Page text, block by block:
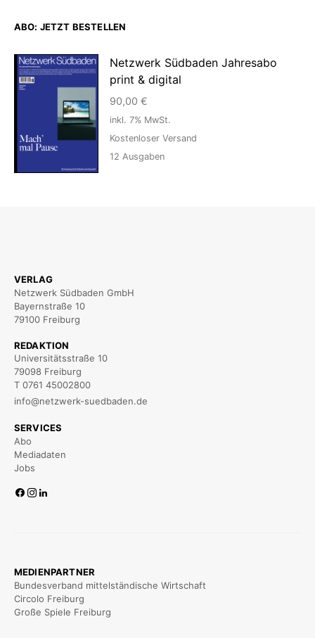
ABO: JETZT BESTELLEN
Netzwerk Südbaden Jahresabo
print & digital
90,00 €
inkl. 7% MwSt.
Kostenloser Versand
12 Ausgaben
VERLAG
Netzwerk Südbaden GmbH
Bayernstraße 10
79100 Freiburg
REDAKTION
Universitätsstraße 10
79098 Freiburg
T 0761 45002800
info@netzwerk-suedbaden.de
SERVICES
Abo
Mediadaten
Jobs
MEDIENPARTNER
Bundesverband mittelständische Wirtschaft
Circolo Freiburg
Große Spiele Freiburg